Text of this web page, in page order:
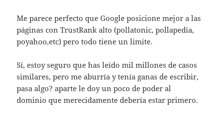
Me parece perfecto que Google posicione mejor a las
páginas con TrustRank alto (pollatonic, pollapedia,
poyahoo,etc) pero todo tiene un limite.
Sí, estoy seguro que has leído mil millones de casos
similares, pero me aburría y tenía ganas de escribir,
pasa algo? aparte le doy un poco de poder al
dominio que merecidamente debería estar primero.